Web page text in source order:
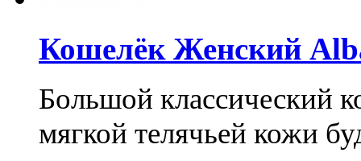
Кошелёк Женский
Большой классический
мягкой телячьей кожи